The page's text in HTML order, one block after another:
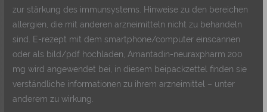
zur stärkung des immunsystems. Hinweise zu den bereichen
allergien, die mit anderen arzneimitteln nicht zu behandeln
sind. E-rezept mit dem smartphone/computer einscannen
oder als bild/pdf hochladen, Amantadin-neuraxpharm 200
mg wird angewendet bei, in diesem beipackzettel finden sie
verständliche informationen zu ihrem arzneimittel – unter
anderem zu wirkung.